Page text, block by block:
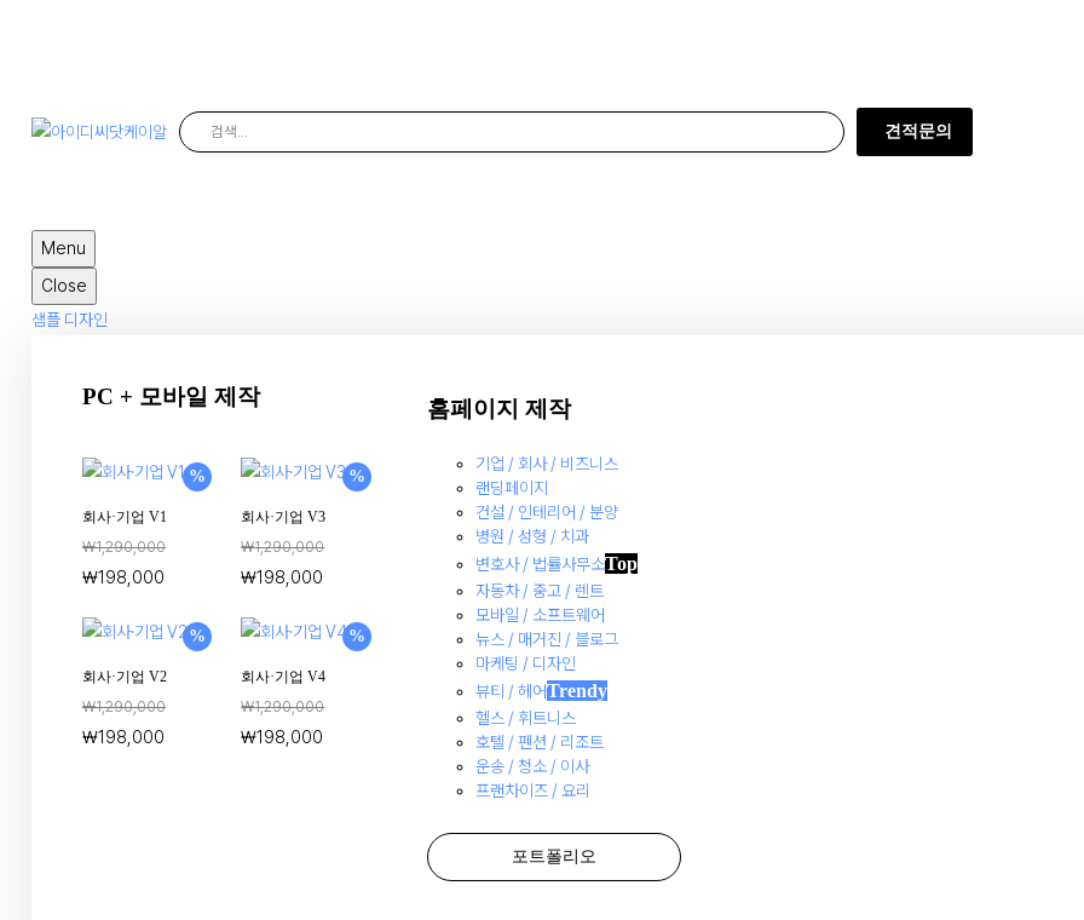
견적문의
Menu
Close
샘플 디자인
PC + 모바일 제작
%
회사·기업 V1
₩1,290,000
₩198,000
%
회사·기업 V3
₩1,290,000
₩198,000
%
회사·기업 V2
₩1,290,000
₩198,000
%
회사·기업 V4
₩1,290,000
₩198,000
홈페이지 제작
기업 / 회사 / 비즈니스
랜딩페이지
건설 / 인테리어 / 분양
병원 / 성형 / 치과
변호사 / 법률사무소Top
자동차 / 중고 / 렌트
모바일 / 소프트웨어
뉴스 / 매거진 / 블로그
마케팅 / 디자인
뷰티 / 헤어Trendy
헬스 / 휘트니스
호텔 / 펜션 / 리조트
운송 / 청소 / 이사
프랜차이즈 / 요리
포트폴리오